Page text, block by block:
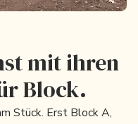
mit ihren
Block.
Stück. Erst Block A,